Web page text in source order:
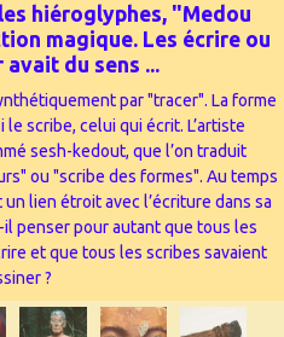
hiéroglyphes, "Medou
magique. Les écrire ou
avait du sens ...
par "tracer". La forme
scribe, celui qui écrit. L’artiste
sesh-kedout, que l’on traduit
ou "scribe des formes". Au temps
lien étroit avec l’écriture dans sa
penser pour autant que tous les
et que tous les scribes savaient
?